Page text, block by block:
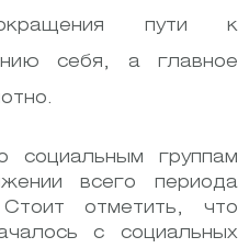
пути к
себя, а главное
социальным группам
всего периода
отметить, что
с социальных